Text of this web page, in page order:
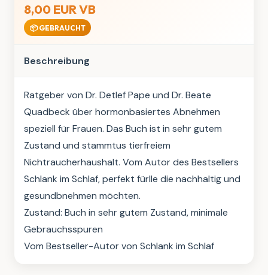
8,00 EUR VB
📦 GEBRAUCHT
Beschreibung
Ratgeber von Dr. Detlef Pape und Dr. Beate
Quadbeck über hormonbasiertes Abnehmen
speziell für Frauen. Das Buch ist in sehr gutem
Zustand und stammtus tierfreiem
Nichtraucherhaushalt. Vom Autor des Bestsellers
Schlank im Schlaf, perfekt fürlle die nachhaltig und
gesundbnehmen möchten.
Zustand: Buch in sehr gutem Zustand, minimale
Gebrauchsspuren
Vom Bestseller-Autor von Schlank im Schlaf